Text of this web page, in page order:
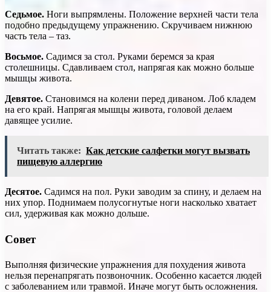
Седьмое. Ноги выпрямлены. Положение верхней части тела
подобно предыдущему упражнению. Скручиваем нижнюю
часть тела – таз.
Восьмое. Садимся за стол. Руками беремся за края
столешницы. Сдавливаем стол, напрягая как можно больше
мышцы живота.
Девятое. Становимся на колени перед диваном. Лоб кладем
на его край. Напрягая мышцы живота, головой делаем
давящее усилие.
Читать также: Как детские салфетки могут вызвать
пищевую аллергию
Десятое. Садимся на пол. Руки заводим за спину, и делаем на
них упор. Поднимаем полусогнутые ноги насколько хватает
сил, удерживая как можно дольше.
Совет
Выполняя физические упражнения для похудения живота
нельзя перенапрягать позвоночник. Особенно касается людей
с заболеванием или травмой. Иначе могут быть осложнения.